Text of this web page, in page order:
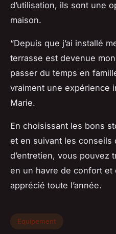
d’utilisation, ils sont une
maison.
“Depuis que j’ai installé
terrasse est devenue
passer du temps en
vraiment une expérience
Marie.
En choisissant les bons
et en suivant les conseils
d’entretien, vous pouvez
en un havre de confort et
apprécié toute l’année.
Equipement